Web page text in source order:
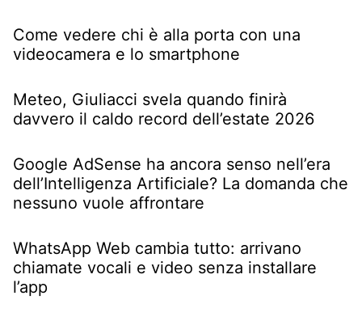
Come vedere chi è alla porta con una
videocamera e lo smartphone
Meteo, Giuliacci svela quando finirà
davvero il caldo record dell’estate 2026
Google AdSense ha ancora senso nell’era
dell’Intelligenza Artificiale? La domanda che
nessuno vuole affrontare
WhatsApp Web cambia tutto: arrivano
chiamate vocali e video senza installare
l’app